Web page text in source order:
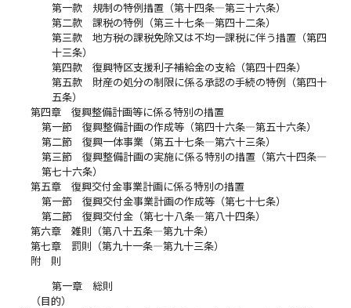
第一款 規制の特例措置（第十四条―第三十六条）
第二款 課税の特例（第三十七条―第四十二条）
第三款 地方税の課税免除又は不均一課税に伴う措置（第四
十三条）
第四款 復興特区支援利子補給金の支給（第四十四条）
第五款 財産の処分の制限に係る承認の手続の特例（第四十
五条）
第四章 復興整備計画等に係る特別の措置
第一節 復興整備計画の作成等（第四十六条―第五十六条）
第二節 復興一体事業（第五十七条―第六十三条）
第三節 復興整備計画の実施に係る特別の措置（第六十四条―
第七十六条）
第五章 復興交付金事業計画に係る特別の措置
第一節 復興交付金事業計画の作成等（第七十七条）
第二節 復興交付金（第七十八条―第八十四条）
第六章 雑則（第八十五条―第九十条）
第七章 罰則（第九十一条―第九十三条）
附 則
第一章 総則
（目的）